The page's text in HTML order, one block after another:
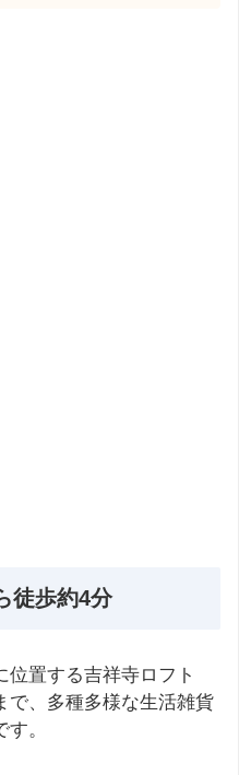
徒歩約4分
置する吉祥寺ロフト
で、多種多様な生活雑貨
。